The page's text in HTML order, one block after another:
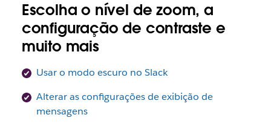
Escolha o nível de zoom, a
configuração de contraste e
muito mais
Usar o modo escuro no Slack
Alterar as configurações de exibição de
mensagens